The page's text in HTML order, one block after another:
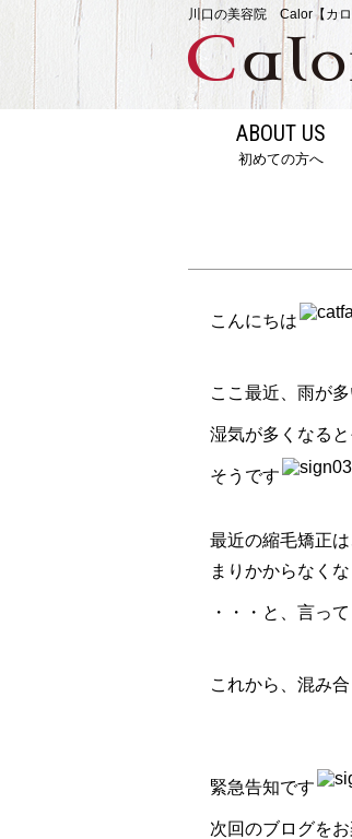
川口の美容院 Calor【カロ
ABOUT US
初めての方へ
こんにちは
ここ最近、雨が
湿気が多くなる
そうです
最近の縮毛矯正
まりかからなく
・・・と、言っ
これから、混み
緊急告知です
次回のブログを